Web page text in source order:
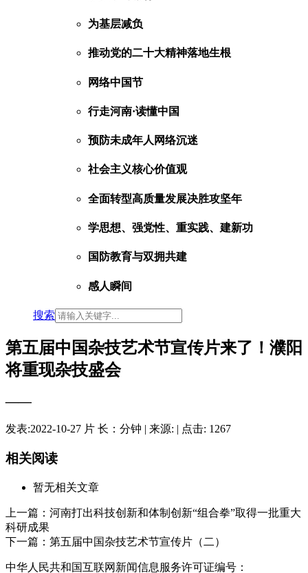
为基层减负
推动党的二十大精神落地生根
网络中国节
行走河南·读懂中国
预防未成年人网络沉迷
社会主义核心价值观
全面转型高质量发展决胜攻坚年
学思想、强党性、重实践、建新功
国防教育与双拥共建
感人瞬间
搜索
第五届中国杂技艺术节宣传片来了！濮阳
将重现杂技盛会
——
发表:2022-10-27 片 长：分钟 | 来源: | 点击: 1267
相关阅读
暂无相关文章
上一篇： 河南打出科技创新和体制创新“组合拳”取得一批重大
科研成果
下一篇： 第五届中国杂技艺术节宣传片（二）
中华人民共和国互联网新闻信息服务许可证编号：